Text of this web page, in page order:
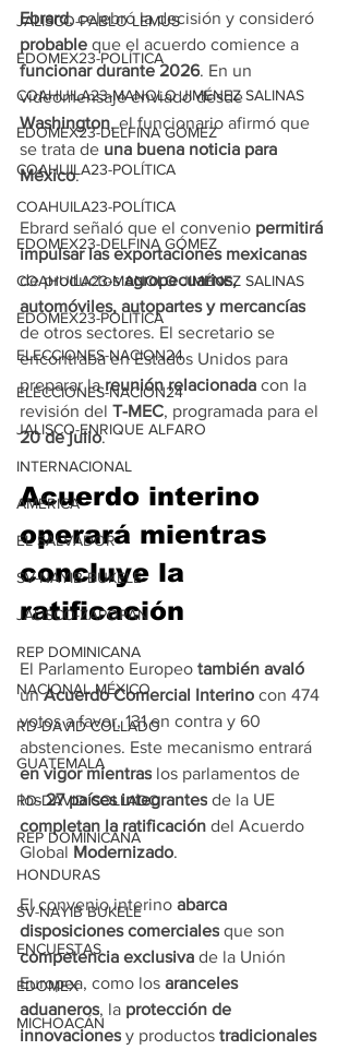
JALISCO-PABLO LEMUS
EDOMEX23-POLÍTICA
COAHUILA23-MANOLO JIMÉNEZ SALINAS
EDOMEX23-DELFINA GÓMEZ
COAHUILA23-POLÍTICA
COAHUILA23-POLÍTICA
EDOMEX23-DELFINA GÓMEZ
COAHUILA23-MANOLO JIMÉNEZ SALINAS
EDOMEX23-POLÍTICA
ELECCIONES-NACION24
ELECCIONES-NACION24
JALISCO-ENRIQUE ALFARO
INTERNACIONAL
AMÉRICA
EL SALVADOR
SV-NAYIB BUKELE
JALISCO-ZAPOPAN
REP DOMINICANA
NACIONAL MÉXICO
RD-DAVID COLLADO
GUATEMALA
RD-DAVID COLLADO
REP DOMINICANA
HONDURAS
SV-NAYIB BUKELE
ENCUESTAS
EDOMEX
MICHOACÁN
Ebrard, celebró la decisión y consideró
probable que el acuerdo comience a
funcionar durante 2026. En un
videomensaje enviado desde
Washington, el funcionario afirmó que
se trata de una buena noticia para
México.
Ebrard señaló que el convenio permitirá
impulsar las exportaciones mexicanas
de productos agropecuarios,
automóviles, autopartes y mercancías
de otros sectores. El secretario se
encontraba en Estados Unidos para
preparar la reunión relacionada con la
revisión del T-MEC, programada para el
20 de julio.
Acuerdo interino
operará mientras
concluye la
ratificación
El Parlamento Europeo también avaló
un Acuerdo Comercial Interino con 474
votos a favor, 131 en contra y 60
abstenciones. Este mecanismo entrará
en vigor mientras los parlamentos de
los 27 países integrantes de la UE
completan la ratificación del Acuerdo
Global Modernizado.
El convenio interino abarca
disposiciones comerciales que son
competencia exclusiva de la Unión
Europea, como los aranceles
aduaneros, la protección de
innovaciones y productos tradicionales